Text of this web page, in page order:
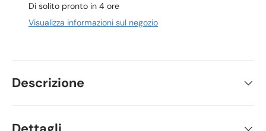
Di solito pronto in 4 ore
Visualizza informazioni sul negozio
Descrizione